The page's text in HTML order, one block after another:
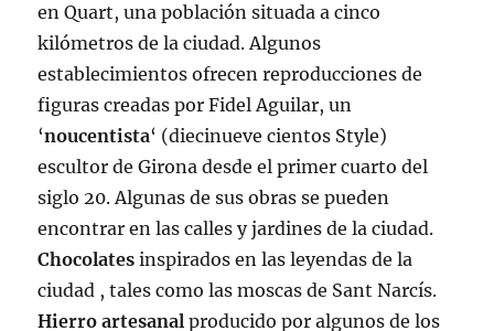
en Quart, una población situada a cinco
kilómetros de la ciudad. Algunos
establecimientos ofrecen reproducciones de
figuras creadas por Fidel Aguilar, un
‘noucentista‘ (diecinueve cientos Style)
escultor de Girona desde el primer cuarto del
siglo 20. Algunas de sus obras se pueden
encontrar en las calles y jardines de la ciudad.
Chocolatesinspirados en las leyendas de la
ciudad , tales como las moscas de Sant Narcís.
Hierroartesanalproducido por algunos de los